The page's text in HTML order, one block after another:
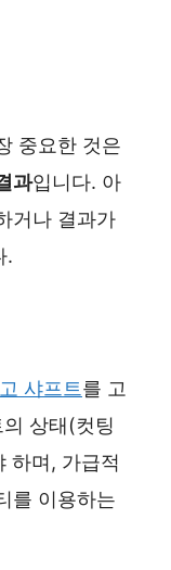
중요한 것은
과입니다. 아
거나 결과가
.
샤프트를 고
상태(컷팅
하며, 가급적
를 이용하는